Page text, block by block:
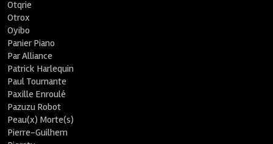
Otqrie
Otrox
Oyibo
Panier Piano
Par Alliance
Patrick Harlequin
Paul Tournante
Paxille Enroulé
Pazuzu Robot
Peau(x) Morte(s)
Pierre-Guilhem